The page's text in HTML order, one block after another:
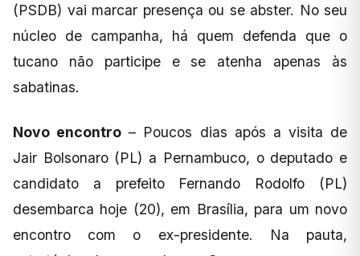
(PSDB) vai marcar presença ou se abster. No seu
núcleo de campanha, há quem defenda que o
tucano não participe e se atenha apenas às
sabatinas.
Novo encontro – Poucos dias após a visita de
Jair Bolsonaro (PL) a Pernambuco, o deputado e
candidato a prefeito Fernando Rodolfo (PL)
desembarca hoje (20), em Brasília, para um novo
encontro com o ex-presidente. Na pauta,